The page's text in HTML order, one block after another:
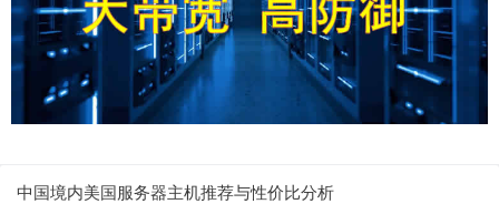
中国境内美国服务器主机推荐与性价比分析